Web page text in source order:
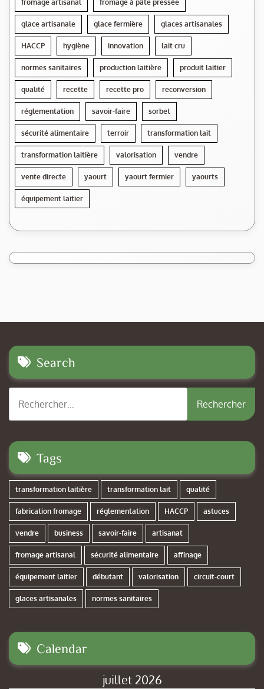
fromage artisanal fromage à pâte pressée
glace artisanale glace fermière glaces artisanales
HACCP hygiène innovation lait cru
normes sanitaires production laitière produit laitier
qualité recette recette pro reconversion
réglementation savoir-faire sorbet
sécurité alimentaire terroir transformation lait
transformation laitière valorisation vendre
vente directe yaourt yaourt fermier yaourts
équipement laitier
Search
Tags
transformation laitière transformation lait qualité
fabrication fromage réglementation HACCP astuces
vendre business savoir-faire artisanat
fromage artisanal sécurité alimentaire affinage
équipement laitier débutant valorisation circuit-court
glaces artisanales normes sanitaires
Calendar
juillet 2026